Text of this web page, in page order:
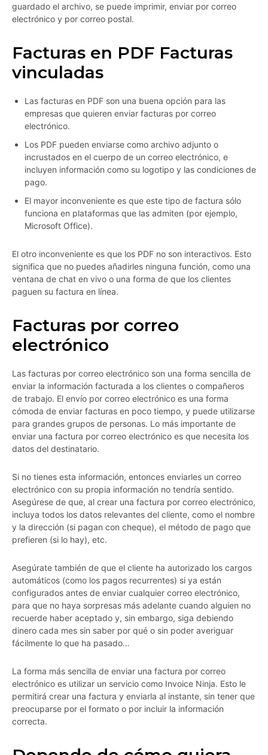
guardado el archivo, se puede imprimir, enviar por correo
electrónico y por correo postal.
Facturas en PDF Facturas
vinculadas
Las facturas en PDF son una buena opción para las
empresas que quieren enviar facturas por correo
electrónico.
Los PDF pueden enviarse como archivo adjunto o
incrustados en el cuerpo de un correo electrónico, e
incluyen información como su logotipo y las condiciones de
pago.
El mayor inconveniente es que este tipo de factura sólo
funciona en plataformas que las admiten (por ejemplo,
Microsoft Office).
El otro inconveniente es que los PDF no son interactivos. Esto
significa que no puedes añadirles ninguna función, como una
ventana de chat en vivo o una forma de que los clientes
paguen su factura en línea.
Facturas por correo
electrónico
Las facturas por correo electrónico son una forma sencilla de
enviar la información facturada a los clientes o compañeros
de trabajo. El envío por correo electrónico es una forma
cómoda de enviar facturas en poco tiempo, y puede utilizarse
para grandes grupos de personas. Lo más importante de
enviar una factura por correo electrónico es que necesita los
datos del destinatario.
Si no tienes esta información, entonces enviarles un correo
electrónico con su propia información no tendría sentido.
Asegúrese de que, al crear una factura por correo electrónico,
incluya todos los datos relevantes del cliente, como el nombre
y la dirección (si pagan con cheque), el método de pago que
prefieren (si lo hay), etc.
Asegúrate también de que el cliente ha autorizado los cargos
automáticos (como los pagos recurrentes) si ya están
configurados antes de enviar cualquier correo electrónico,
para que no haya sorpresas más adelante cuando alguien no
recuerde haber aceptado y, sin embargo, siga debiendo
dinero cada mes sin saber por qué o sin poder averiguar
fácilmente lo que ha pasado…
La forma más sencilla de enviar una factura por correo
electrónico es utilizar un servicio como Invoice Ninja. Esto le
permitirá crear una factura y enviarla al instante, sin tener que
preocuparse por el formato o por incluir la información
correcta.